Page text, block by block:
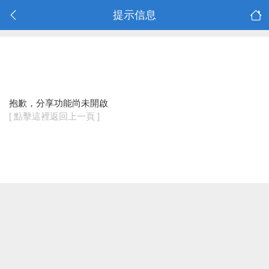
提示信息
抱歉，分享功能尚未開啟
[ 點擊這裡返回上一頁 ]